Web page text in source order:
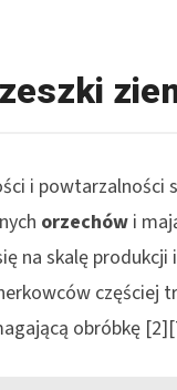
i powtarzalności
orzechów i
na skalę
częściej
obróbkę